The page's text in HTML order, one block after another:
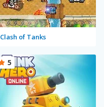
Clash of Tanks
5